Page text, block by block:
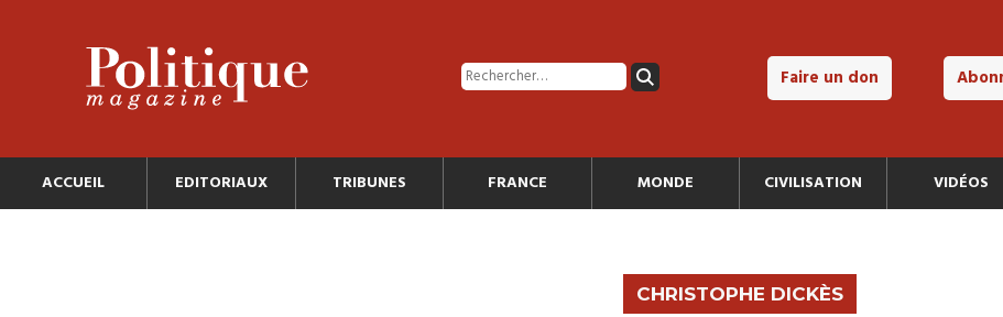
Faire un don
ACCUEIL EDITORIAUX TRIBUNES FRANCE MONDE CIVILISATION VIDÉOS
CHRISTOPHE DICKÈS